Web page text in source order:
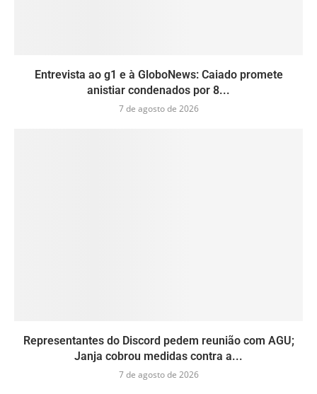
Entrevista ao g1 e à GloboNews: Caiado promete
anistiar condenados por 8...
7 de agosto de 2026
Representantes do Discord pedem reunião com AGU;
Janja cobrou medidas contra a...
7 de agosto de 2026